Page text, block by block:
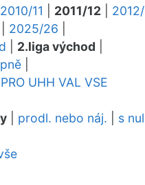
2010/11 2011/12
2025/26
2.liga východ
PRO UHH VAL VSE
prodl. nebo náj. s